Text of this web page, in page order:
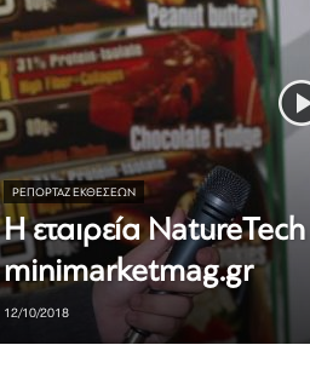
ΡΕΠΟΡΤΆΖ ΕΚΘΈΣΕΩΝ
Η εταιρεία
minimarketmag.gr
12/10/2018